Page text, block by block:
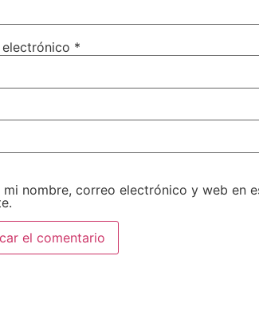
*
mi nombre, correo electrónico y web en